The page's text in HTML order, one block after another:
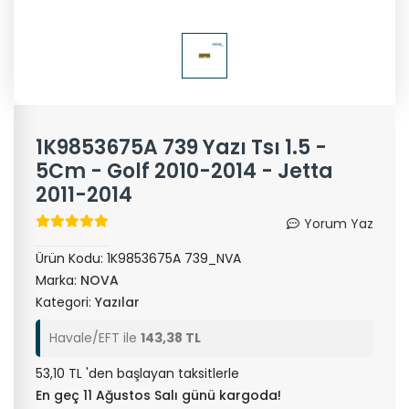
1K9853675A 739 Yazı Tsı 1.5 -
5Cm - Golf 2010-2014 - Jetta
2011-2014
Yorum Yaz
Ürün Kodu: 1K9853675A 739_NVA
Marka: NOVA
Kategori: Yazılar
Havale/EFT ile 143,38 TL
53,10 TL 'den başlayan taksitlerle
En geç 11 Ağustos Salı günü kargoda!